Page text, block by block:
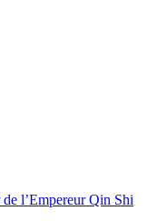
l’Empereur Qin Shi